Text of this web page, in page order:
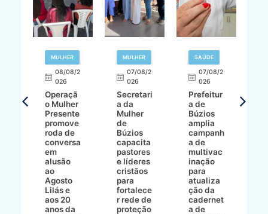
MULHER
08/08/2
026
Operaçã
o Mulher
Presente
promove
roda de
conversa
em
alusão
ao
Agosto
Lilás e
aos 20
anos da
MULHER
07/08/2
026
Secretari
a da
Mulher
de
Búzios
capacita
pastores
e líderes
cristãos
para
fortalece
r rede de
proteção
SAÚDE
07/08/2
026
Prefeitur
a de
Búzios
amplia
campanh
a de
multivac
inação
para
atualiza
ção da
cadernet
a de